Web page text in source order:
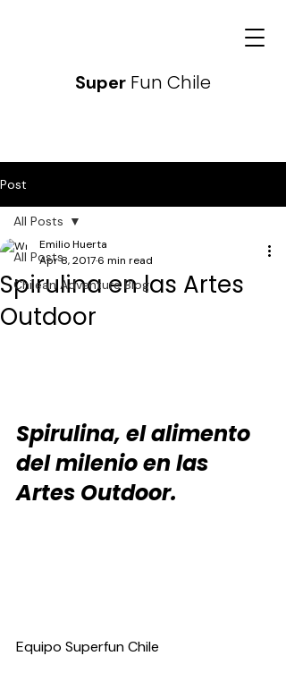
Super Fun Chile
Post
All Posts
Chilean Adventure Blog
All Posts
Spirulina en las Artes
Outdoor
Emilio Huerta
Apr 8, 20176 min read
Spirulina, el alimento
del milenio en las
Artes Outdoor.
Equipo Superfun Chile